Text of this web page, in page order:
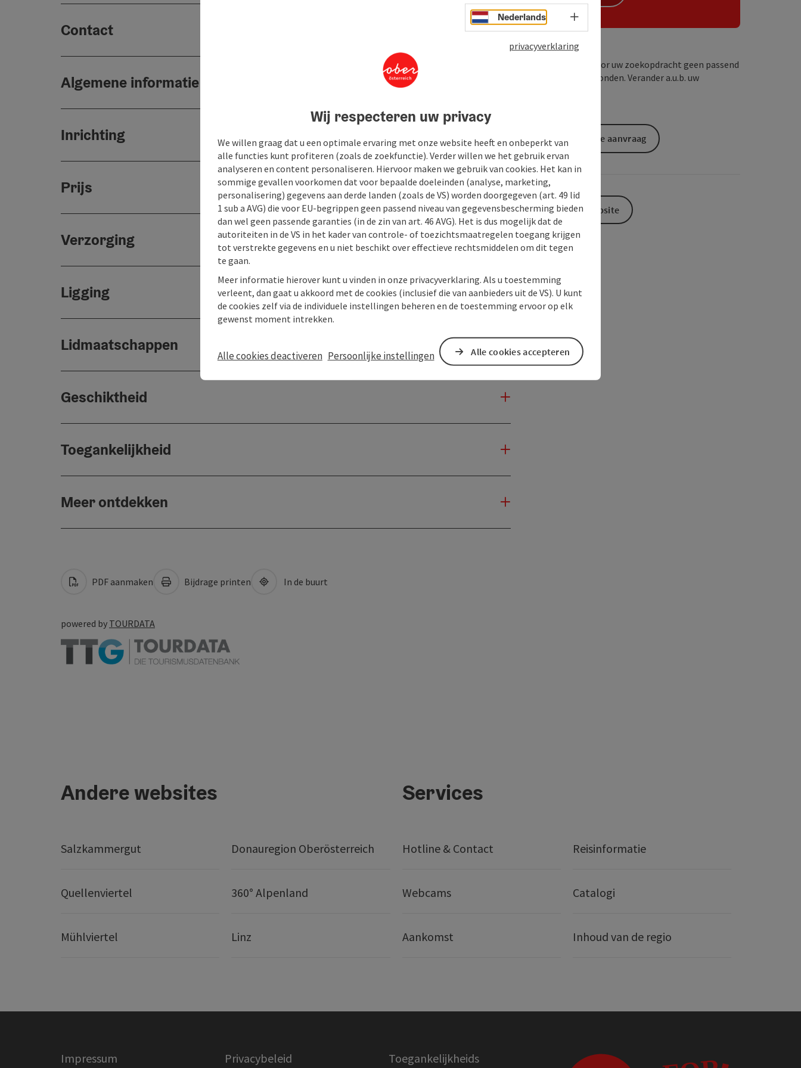
Contact
Algemene informatie
Inrichting
Prijs
Verzorging
Ligging
Lidmaatschappen
Geschiktheid
Toegankelijkheid
Meer ontdekken
Wij hebben voor uw zoekopdracht geen passend
resultaat gevonden. Verander a.u.b. uw
Vrijblijvende aanvraag
Naar de website
PDF aanmaken Bijdrage printen In de buurt
powered by TOURDATA
Andere websites
Salzkammergut Donauregion Oberösterreich
Quellenviertel 360° Alpenland
Mühlviertel Linz
Services
Hotline & Contact Reisinformatie
Webcams Catalogi
Aankomst Inhoud van de regio
Impressum Privacybeleid
Toegankelijkheids
Nederlands Taalkeuze - menu openen
privacyverklaring
Wij respecteren uw privacy
We willen graag dat u een optimale ervaring met onze website heeft en onbeperkt van
alle functies kunt profiteren (zoals de zoekfunctie). Verder willen we het gebruik ervan
analyseren en content personaliseren. Hiervoor maken we gebruik van cookies. Het kan in
sommige gevallen voorkomen dat voor bepaalde doeleinden (analyse, marketing,
personalisering) gegevens aan derde landen (zoals de VS) worden doorgegeven (art. 49 lid
1 sub a AVG) die voor EU-begrippen geen passend niveau van gegevensbescherming bieden
dan wel geen passende garanties (in de zin van art. 46 AVG). Het is dus mogelijk dat de
autoriteiten in de VS in het kader van controle- of toezichtsmaatregelen toegang krijgen
tot verstrekte gegevens en u niet beschikt over effectieve rechtsmiddelen om dit tegen
te gaan.
Meer informatie hierover kunt u vinden in onze privacyverklaring. Als u toestemming
verleent, dan gaat u akkoord met de cookies (inclusief die van aanbieders uit de VS). U kunt
de cookies zelf via de individuele instellingen beheren en de toestemming ervoor op elk
gewenst moment intrekken.
Alle cookies deactiveren Persoonlijke instellingen Alle cookies accepteren